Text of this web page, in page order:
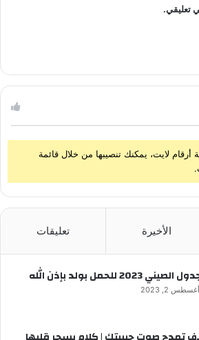
تعليقي.
لايت، يمكنك تنصيبها من خلال قائمة
الأخيرة تعليقات
2023 للحمل بولد بإذن الله
أغسطس 2, 2023